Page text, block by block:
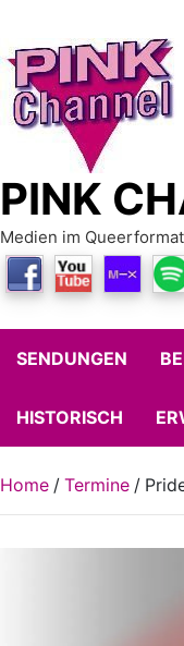
PINK
Medien im Queerformat
SENDUNGEN
HISTORISCH
Home Termine